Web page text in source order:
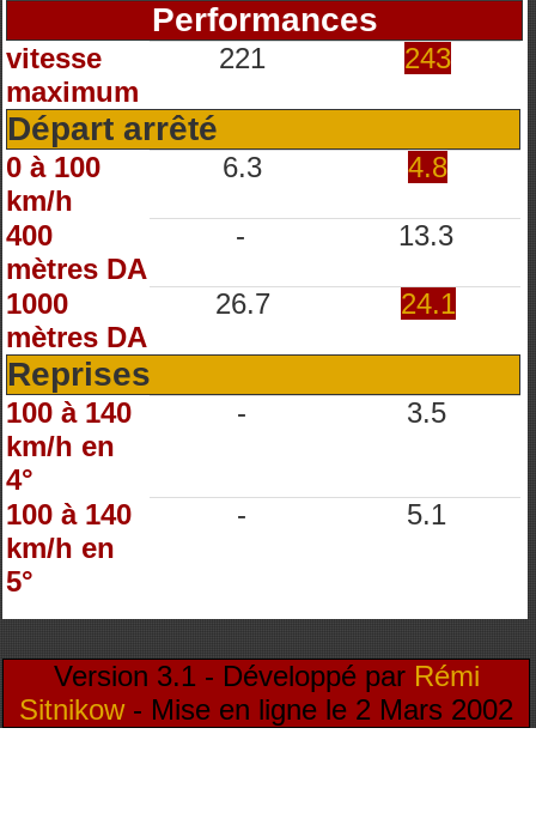
Performances
vitesse
maximum
221 243
Départ arrêté
0 à 100
km/h
6.3 4.8
400
mètres DA
- 13.3
1000
mètres DA
26.7 24.1
Reprises
100 à 140
km/h en
4°
- 3.5
100 à 140
km/h en
5°
- 5.1
Version 3.1 - Développé par Rémi
Sitnikow- Mise en ligne le 2 Mars 2002